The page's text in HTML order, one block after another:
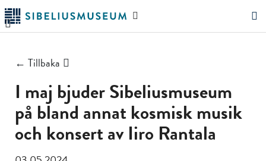
Hoppa
till
huvudinnehållet
Sök
← Tillbaka
I maj bjuder Sibeliusmuseum
på bland annat kosmisk musik
och konsert av Iiro Rantala